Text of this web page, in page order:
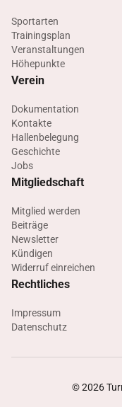
Sportarten
Trainingsplan
Veranstaltungen
Höhepunkte
Verein
Dokumentation
Kontakte
Hallenbelegung
Geschichte
Jobs
Mitgliedschaft
Mitglied werden
Beiträge
Newsletter
Kündigen
Widerruf einreichen
Rechtliches
Impressum
Datenschutz
©2026